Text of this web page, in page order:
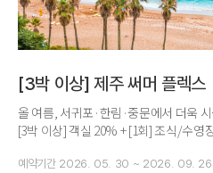
[3박 이상] 제주 써머 플렉스
올 여름, 서귀포·한림·중문에서 더욱
[3박 이상] 객실 20% + [1회] 조식/수영
예약기간 2026. 05. 30 ~ 2026. 09. 26